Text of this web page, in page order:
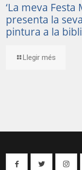
‘La meva
presenta la
pintura a la
Llegir més